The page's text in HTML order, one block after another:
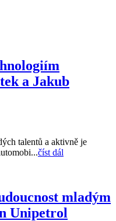
a Jakub
talentů a aktivně je
číst dál
mladým
Unipetrol